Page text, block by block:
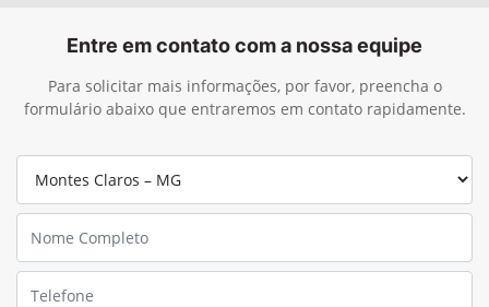
Entre em contato com a nossa equipe
Para solicitar mais informações, por favor, preencha o
formulário abaixo que entraremos em contato rapidamente.